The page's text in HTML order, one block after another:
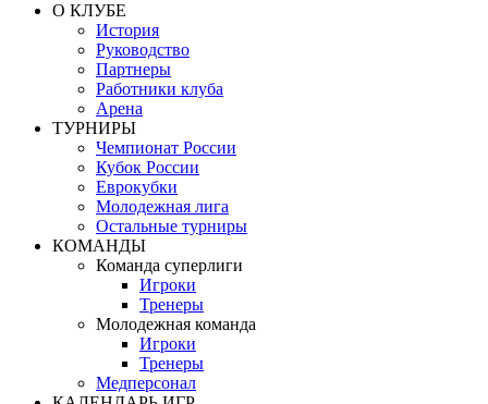
О КЛУБЕ
История
Руководство
Партнеры
Работники клуба
Арена
ТУРНИРЫ
Чемпионат России
Кубок России
Еврокубки
Молодежная лига
Остальные турниры
КОМАНДЫ
Команда суперлиги
Игроки
Тренеры
Молодежная команда
Игроки
Тренеры
Медперсонал